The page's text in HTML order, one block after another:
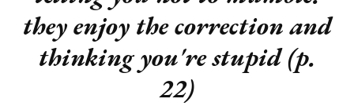
they enjoy the correction and
thinking you're stupid (p.
22)